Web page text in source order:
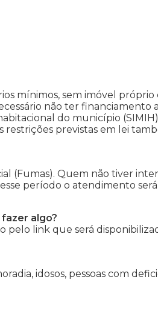
mínimos, sem imóvel
não ter financiamento
do município
restrições previstas em lei
(Fumas). Quem não tiver
período o atendimento
algo?
pelo link que será
idosos, pessoas com